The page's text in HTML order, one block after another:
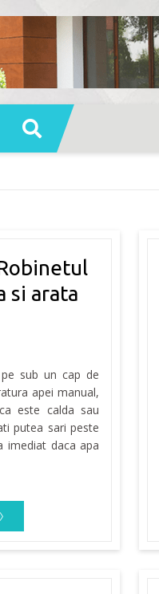
si arata
sub un cap de
apei manual,
este calda sau
putea sari peste
imediat daca apa